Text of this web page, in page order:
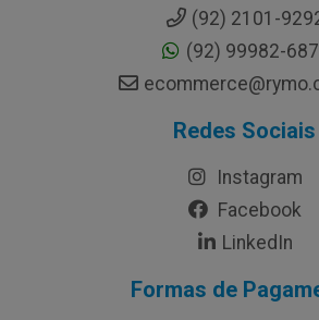
(92) 2101-
(92) 99982-
Redes Sociais
Instagram
Facebook
LinkedIn
Formas de